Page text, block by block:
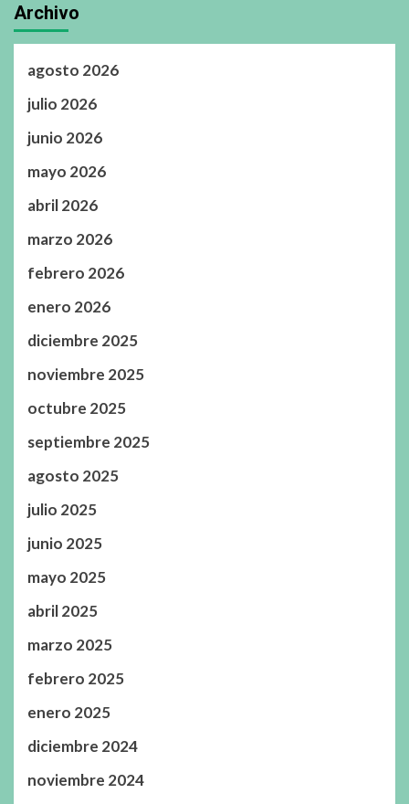
Archivo
agosto 2026
julio 2026
junio 2026
mayo 2026
abril 2026
marzo 2026
febrero 2026
enero 2026
diciembre 2025
noviembre 2025
octubre 2025
septiembre 2025
agosto 2025
julio 2025
junio 2025
mayo 2025
abril 2025
marzo 2025
febrero 2025
enero 2025
diciembre 2024
noviembre 2024